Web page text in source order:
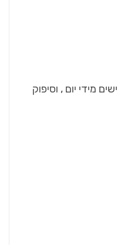
מידי יום , וסיפוק